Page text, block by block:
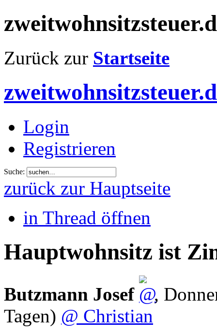
Zurück zur Startseite
Login
Registrieren
Suche:
zurück zur Hauptseite
in Thread öffnen
Hauptwohnsitz ist
Butzmann Josef ,
Tagen) @ Christian